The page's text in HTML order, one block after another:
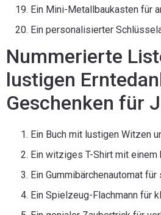
Ein Mini-Metallbaukasten für
Ein personalisierter
Nummerierte
lustigen
Geschenken für
Ein Buch mit lustigen Witzen
Ein witziges T-Shirt mit einem
Ein Gummibärchenautomat
Ein Spielzeug-Flachmann für